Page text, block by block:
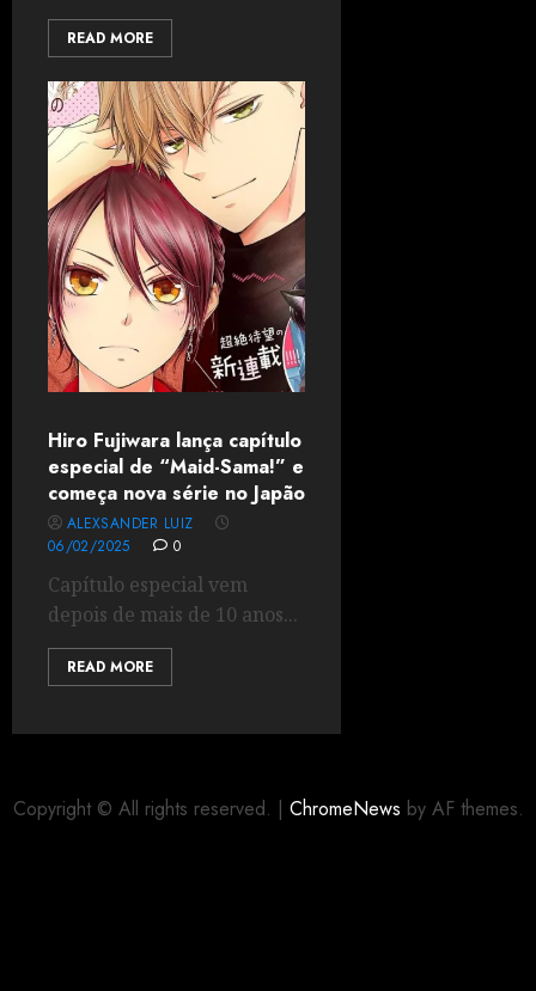
READ MORE
Hiro Fujiwara lança capítulo
especial de “Maid-Sama!” e
começa nova série no Japão
ALEXSANDER LUIZ
06/02/2025
0
Capítulo especial vem
depois de mais de 10 anos...
READ MORE
Copyright © All rights reserved. | ChromeNews by AF themes.